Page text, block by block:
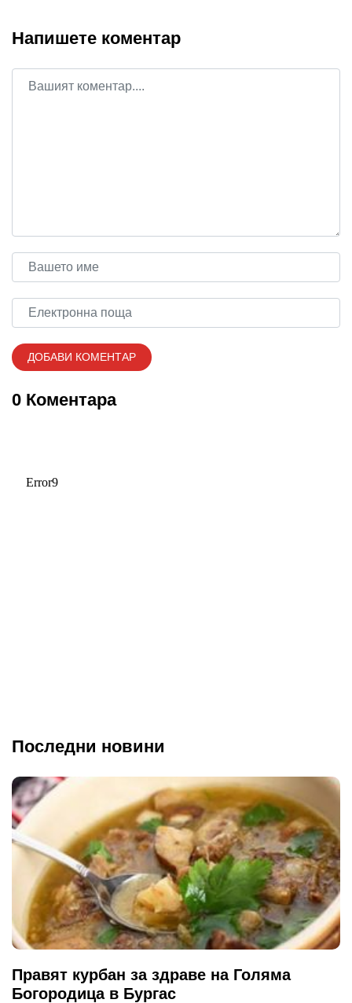
Напишете коментар
0 Коментара
Последни новини
Правят курбан за здраве на Голяма
Богородица в Бургас